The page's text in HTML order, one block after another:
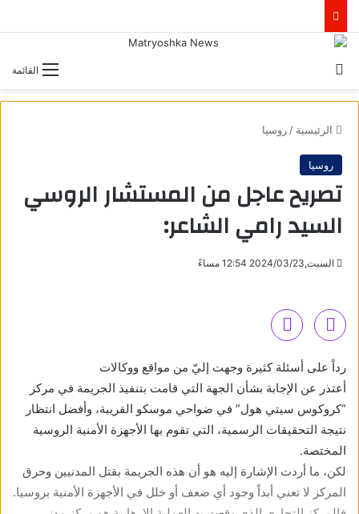
القائمة
الرئيسية / روسيا
روسيا
تصريح عاجل من المستشار الروسي
السيد رامي الشاعر:
السبت,2024/03/23 12:54 مساءً
رداً على أسئلة كثيرة وجهت إليّ من مواقع ووكالات
أعتذر عن الإجابة بشأن الجهة التي قامت بتنفيذ الجريمة في مركز
“كروكوس سيتي هول” في ضواحي موسكو القريبة، وأفضل انتظار
نتيجة التحقيقات الرسمية، التي تقوم بها الأجهزة الأمنية الروسية
المختصة.
لكن، ما أردت الإشارة إليه هو أن هذه الجريمة بقتل المدنيين وحرق
المركز لا تعني أبداً وجود أي ضعف أو خلل في الأجهزة الأمنية بروسيا.